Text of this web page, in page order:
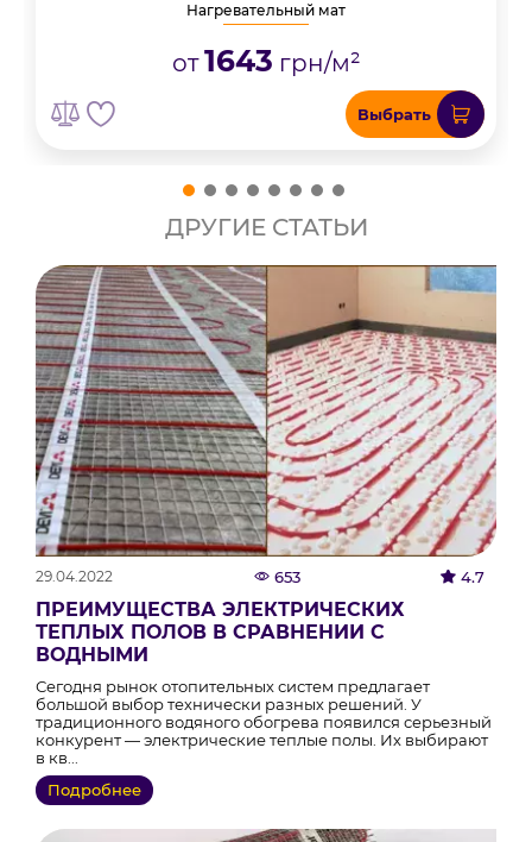
Нагревательный мат
от1643 грн/м²
Выбрать
ДРУГИЕ СТАТЬИ
29.04.2022 653 4.7
ПРЕИМУЩЕСТВА ЭЛЕКТРИЧЕСКИХ
ТЕПЛЫХ ПОЛОВ В СРАВНЕНИИ С
ВОДНЫМИ
Сегодня рынок отопительных систем предлагает
большой выбор технически разных решений. У
традиционного водяного обогрева появился серьезный
конкурент — электрические теплые полы. Их выбирают
в кв...
Подробнее